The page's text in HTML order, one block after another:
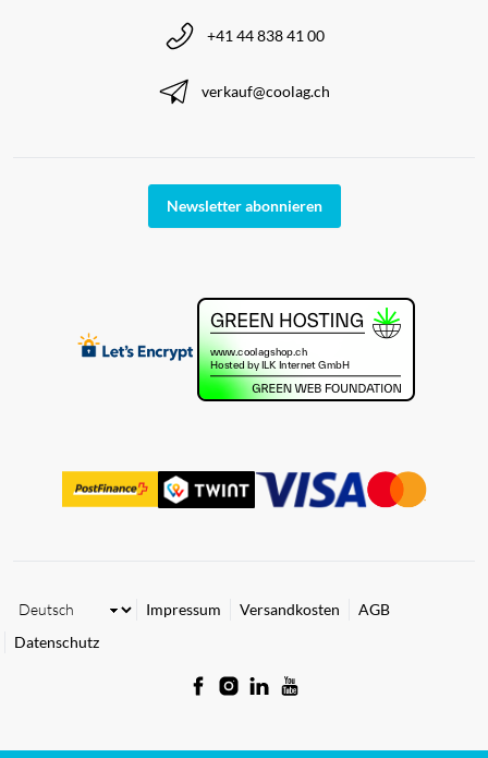
+41 44 838 41 00
verkauf@coolag.ch
Newsletter abonnieren
Impressum Versandkosten
AGB
Datenschutz